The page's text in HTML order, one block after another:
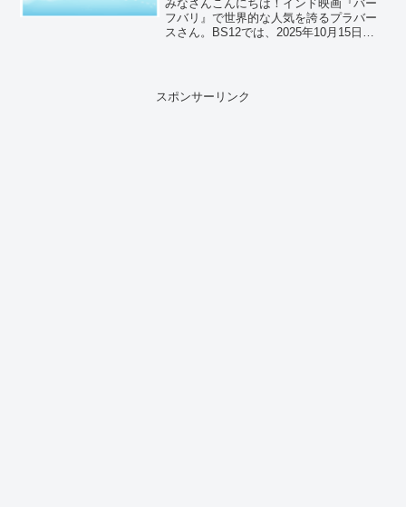
みなさんこんにちは！インド映画『バー
フバリ』で世界的な人気を誇るプラバー
スさん。BS12では、2025年10月15日と
リ」...
スポンサーリンク